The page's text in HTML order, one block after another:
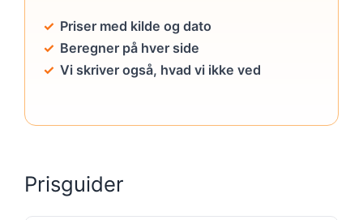
Priser med kilde og dato
Beregner på hver side
Vi skriver også, hvad vi ikke ved
Prisguider